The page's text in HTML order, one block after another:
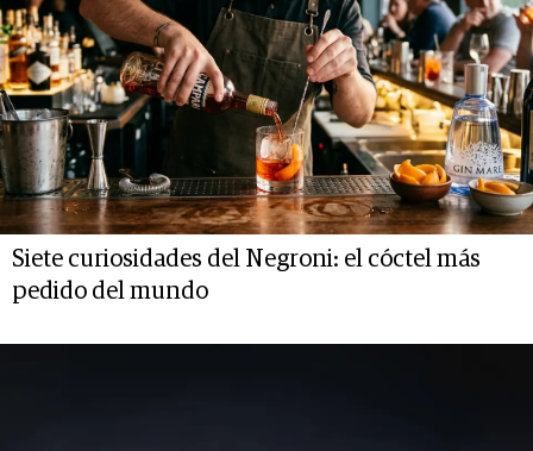
Siete curiosidades del Negroni: el cóctel más
pedido del mundo